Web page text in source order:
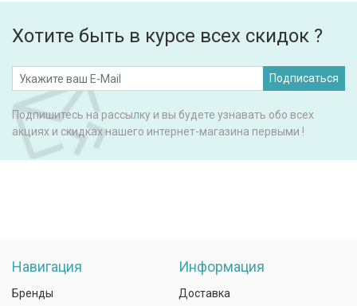
Хотите быть в курсе всех скидок ?
Подписаться
Подпишитесь на рассылку и вы будете узнавать обо всех
акциях и скидках нашего интернет-магазина первыми !
Навигация
Бренды
Информация
Доставка